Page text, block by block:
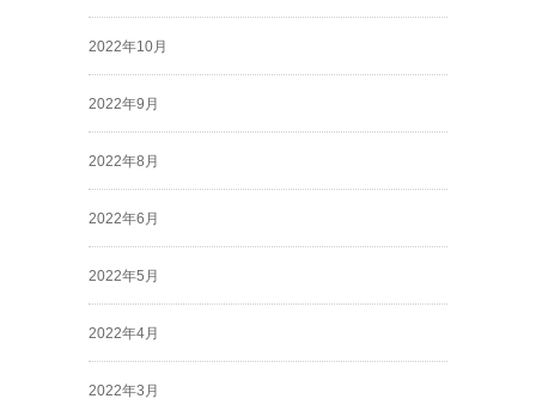
2022年10月
2022年9月
2022年8月
2022年6月
2022年5月
2022年4月
2022年3月